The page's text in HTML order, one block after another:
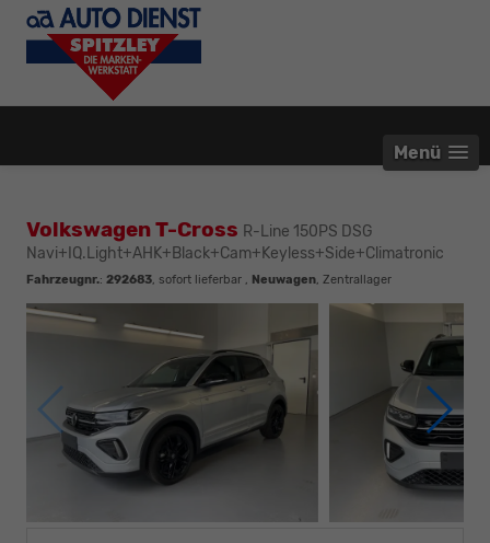
Menü
Volkswagen T-Cross R-Line 150PS DSG
Navi+IQ.Light+AHK+Black+Cam+Keyless+Side+Climatronic
Fahrzeugnr.: 292683, sofort lieferbar , Neuwagen, Zentrallager